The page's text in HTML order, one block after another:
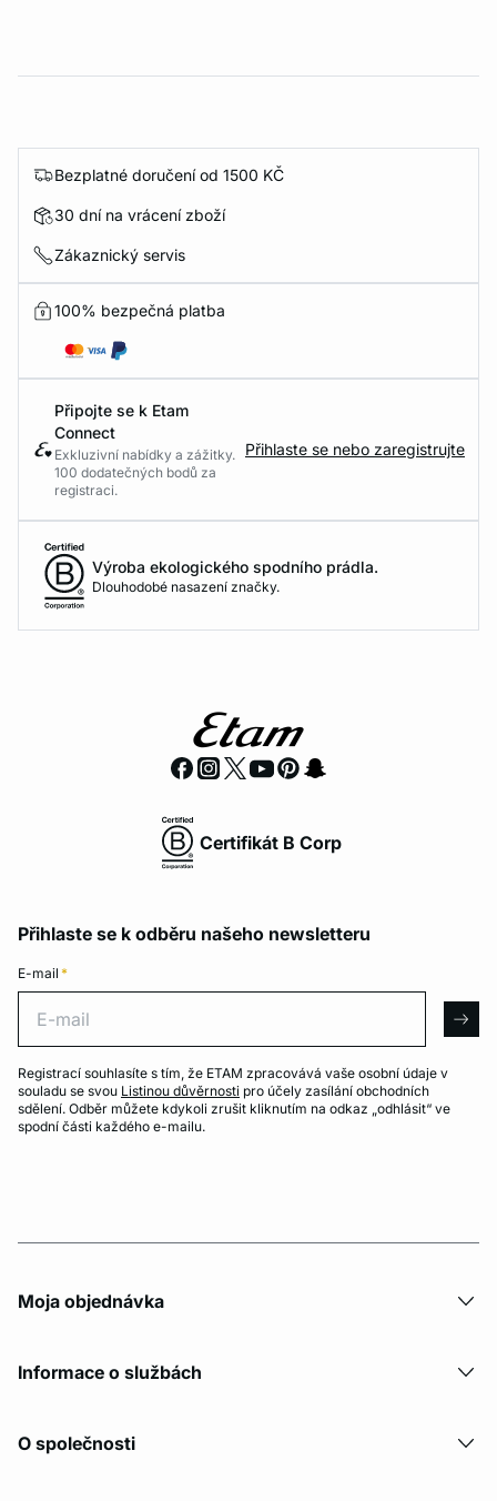
Bezplatné doručení od 1500 KČ
30 dní na vrácení zboží
Zákaznický servis
100% bezpečná platba
Připojte se k Etam
Connect
Exkluzivní nabídky a zážitky.
100 dodatečných bodů za
registraci.
Přihlaste se nebo zaregistrujte
Výroba ekologického spodního prádla.
Dlouhodobé nasazení značky.
Certifikát B Corp
Přihlaste se k odběru našeho newsletteru
E-mail *
Registrací souhlasíte s tím, že ETAM zpracovává vaše osobní údaje v
souladu se svou Listinou důvěrnosti pro účely zasílání obchodních
sdělení. Odběr můžete kdykoli zrušit kliknutím na odkaz „odhlásit“ ve
spodní části každého e-mailu.
Moja objednávka
Informace o službách
O společnosti